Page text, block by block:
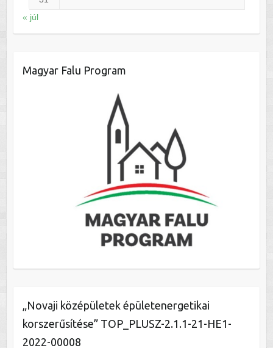
« júl
Magyar Falu Program
„Novaji középületek épületenergetikai
korszerűsítése” TOP_PLUSZ-2.1.1-21-HE1-
2022-00008